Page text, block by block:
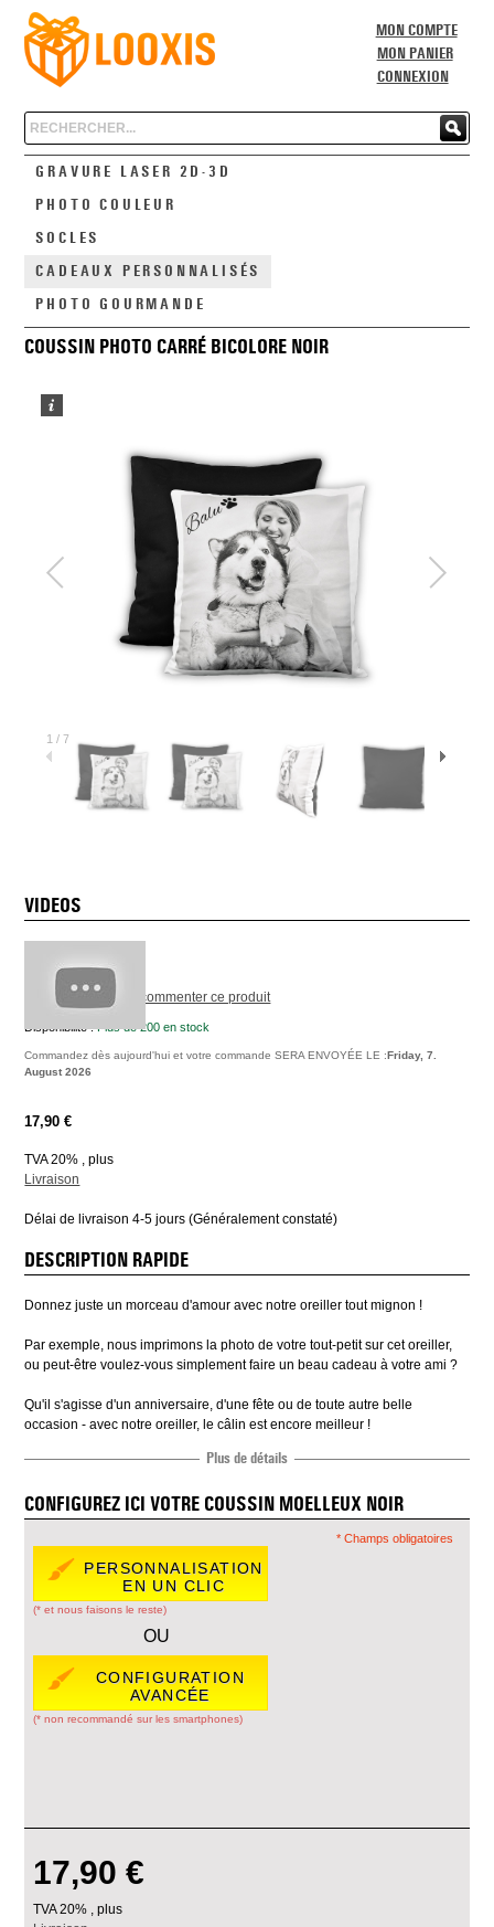
MON COMPTE
MON PANIER
CONNEXION
Chercher
GRAVURE LASER 2D-3D
PHOTO COULEUR
SOCLES
CADEAUX PERSONNALISÉS
PHOTO GOURMANDE
COUSSIN PHOTO CARRÉ BICOLORE NOIR
1 /7
VIDEOS
Soyez le premier à commenter ce produit
Disponibilité :Plus de 200 en stock
Commandez dès aujourd'hui et votre commande SERA ENVOYÉE LE :Friday, 7.
August 2026
17,90 €
TVA 20% , plus
Livraison
Délai de livraison 4-5 jours (Généralement constaté)
DESCRIPTION RAPIDE
Donnez juste un morceau d'amour avec notre oreiller tout mignon !
Par exemple, nous imprimons la photo de votre tout-petit sur cet oreiller,
ou peut-être voulez-vous simplement faire un beau cadeau à votre ami ?
Qu'il s'agisse d'un anniversaire, d'une fête ou de toute autre belle
occasion - avec notre oreiller, le câlin est encore meilleur !
Plus de détails
CONFIGUREZ ICI VOTRE COUSSIN MOELLEUX NOIR
PERSONNALISATION
EN UN CLIC
(* et nous faisons le reste)
OU
CONFIGURATION
AVANCÉE
(* non recommandé sur les smartphones)
* Champs obligatoires
17,90 €
TVA 20% , plus